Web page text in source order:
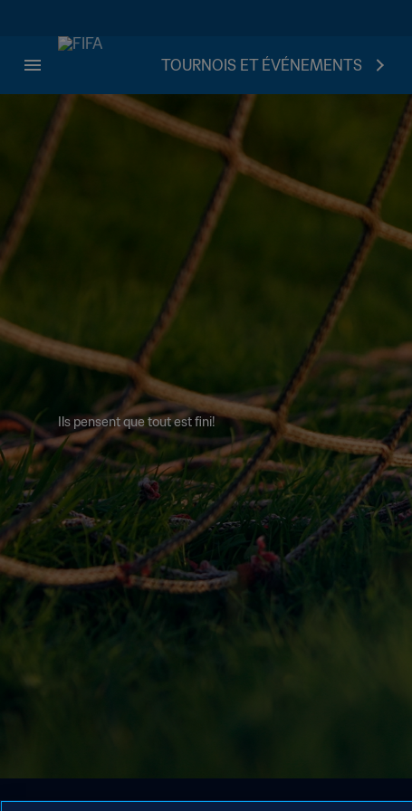
TOURNOIS ET ÉVÉNEMENTS
Ils pensent que tout est fini!